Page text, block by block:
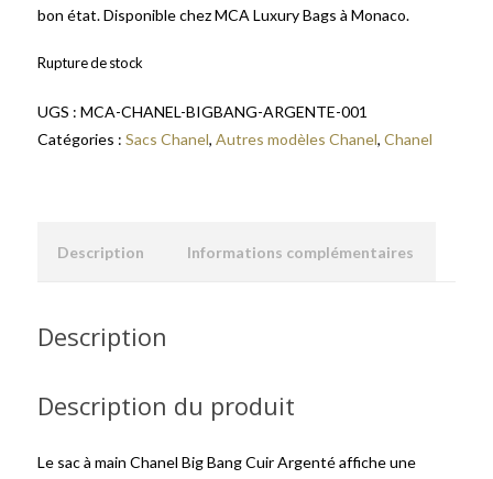
bon état. Disponible chez MCA Luxury Bags à Monaco.
Rupture de stock
UGS : MCA-CHANEL-BIGBANG-ARGENTE-001
Catégories : Sacs Chanel, Autres modèles Chanel, Chanel
Description Informations complémentaires
Description
Description du produit
Le sac à main Chanel Big Bang Cuir Argenté affiche une